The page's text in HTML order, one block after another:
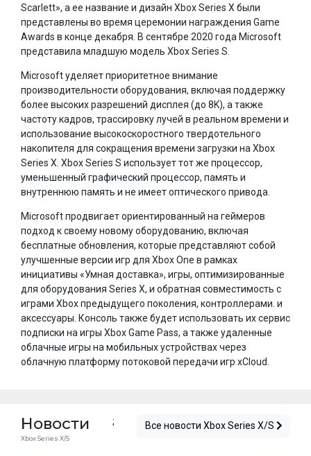
Scarlett», а ее название и дизайн Xbox Series X были
представлены во время церемонии награждения Game
Awards в конце декабря. В сентябре 2020 года Microsoft
представила младшую модель Xbox Series S.
Microsoft уделяет приоритетное внимание
производительности оборудования, включая поддержку
более высоких разрешений дисплея (до 8K), а также
частоту кадров, трассировку лучей в реальном времени и
использование высокоскоростного твердотельного
накопителя для сокращения времени загрузки на Xbox
Series X. Xbox Series S использует тот же процессор,
уменьшенный графический процессор, память и
внутреннюю память и не имеет оптического привода.
Microsoft продвигает ориентированный на геймеров
подход к своему новому оборудованию, включая
бесплатные обновления, которые представляют собой
улучшенные версии игр для Xbox One в рамках
инициативы «Умная доставка», игры, оптимизированные
для оборудования Series X, и обратная совместимость с
играми Xbox предыдущего поколения, контроллерами. и
аксессуары. Консоль также будет использовать их сервис
подписки на игры Xbox Game Pass, а также удаленные
облачные игры на мобильных устройствах через
облачную платформу потоковой передачи игр xCloud.
Новости
Xbox Series X/S
; Все новости Xbox Series X/S